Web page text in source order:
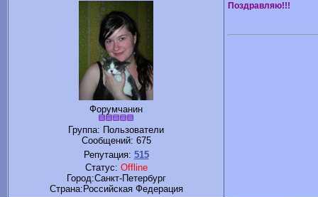
Форумчанин
Группа: Пользователи
Сообщений: 675
Репутация: 515
Статус: Offline
Город:Санкт-Петербург
Cтрана:Российская Федерация
Поздравляю!!!